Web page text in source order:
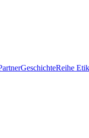
GeschichteReihe